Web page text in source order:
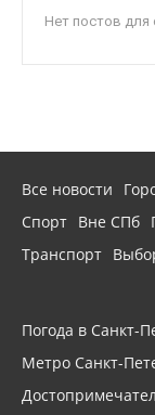
Нет постов для
Все новости
Спорт Вне СПб
Транспорт
Погода в Санкт-
Метро Санкт-